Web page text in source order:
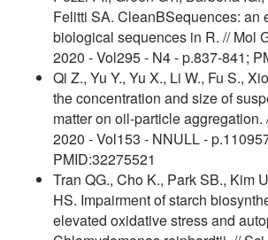
Felitti SA. CleanBSequences: an
biological sequences in R. // Mol
2020 - Vol295 - N4 - p.837-841;
Qi Z., Yu Y., Yu X., Li W., Fu S.,
the concentration and size of
matter on oil-particle
2020 - Vol153 - NNULL -
PMID:32275521
Tran QG., Cho K., Park SB., Kim
HS. Impairment of starch
elevated oxidative stress and